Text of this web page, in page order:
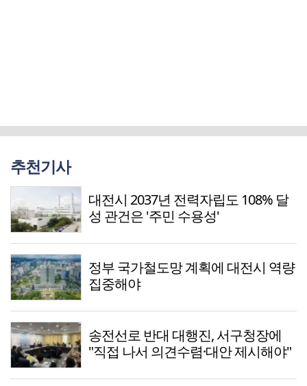
추천기사
대전시 2037년 전력자립도 108% 달
성 관건은 '주민 수용성'
정부 국가철도망 계획에 대전시 역량
집중해야
송전선로 반대 대행진, 서구청장에
"직접 나서 의견수렴·대안 제시해야"